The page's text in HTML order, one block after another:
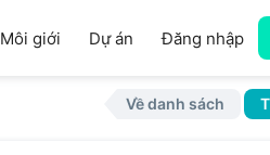
Môi giới Dự án Đăng nhập
Về danh sách